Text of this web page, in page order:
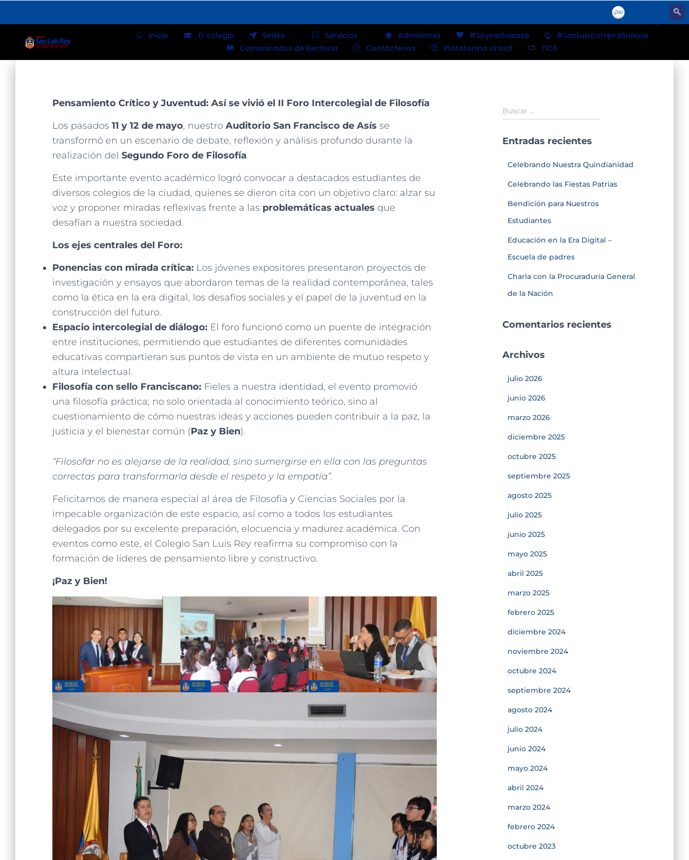
Inicio El colegio Sedes Servicios Admisiones #Soysanluisista
#SanLuisCompraSanLuis
Comunicados de Rectoria
Contáctenos Plataforma virtual TICS
Pensamiento Crítico y Juventud: Así se vivió el II Foro Intercolegial de Filosofía
Los pasados 11 y 12 de mayo, nuestro Auditorio San Francisco de Asís se
transformó en un escenario de debate, reflexión y análisis profundo durante la
realización del Segundo Foro de Filosofía.
Este importante evento académico logró convocar a destacados estudiantes de
diversos colegios de la ciudad, quienes se dieron cita con un objetivo claro: alzar su
voz y proponer miradas reflexivas frente a las problemáticas actuales que
desafían a nuestra sociedad.
Los ejes centrales del Foro:
Ponencias con mirada crítica: Los jóvenes expositores presentaron proyectos de
investigación y ensayos que abordaron temas de la realidad contemporánea, tales
como la ética en la era digital, los desafíos sociales y el papel de la juventud en la
construcción del futuro.
Espacio intercolegial de diálogo: El foro funcionó como un puente de integración
entre instituciones, permitiendo que estudiantes de diferentes comunidades
educativas compartieran sus puntos de vista en un ambiente de mutuo respeto y
altura intelectual.
Filosofía con sello Franciscano: Fieles a nuestra identidad, el evento promovió
una filosofía práctica; no solo orientada al conocimiento teórico, sino al
cuestionamiento de cómo nuestras ideas y acciones pueden contribuir a la paz, la
justicia y el bienestar común (Paz y Bien).
“Filosofar no es alejarse de la realidad, sino sumergirse en ella con las preguntas
correctas para transformarla desde el respeto y la empatía”.
Felicitamos de manera especial al área de Filosofía y Ciencias Sociales por la
impecable organización de este espacio, así como a todos los estudiantes
delegados por su excelente preparación, elocuencia y madurez académica. Con
eventos como este, el Colegio San Luis Rey reafirma su compromiso con la
formación de líderes de pensamiento libre y constructivo.
¡Paz y Bien!
Buscar …
Entradas recientes
Celebrando Nuestra Quindianidad
Celebrando las Fiestas Patrias
Bendición para Nuestros
Estudiantes
Educación en la Era Digital –
Escuela de padres
Charla con la Procuraduría General
de la Nación
Comentarios recientes
Archivos
julio 2026
junio 2026
marzo 2026
diciembre 2025
octubre 2025
septiembre 2025
agosto 2025
julio 2025
junio 2025
mayo 2025
abril 2025
marzo 2025
febrero 2025
diciembre 2024
noviembre 2024
octubre 2024
septiembre 2024
agosto 2024
julio 2024
junio 2024
mayo 2024
abril 2024
marzo 2024
febrero 2024
octubre 2023